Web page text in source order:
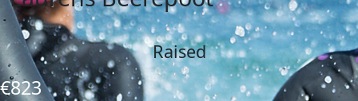
Raised
€823